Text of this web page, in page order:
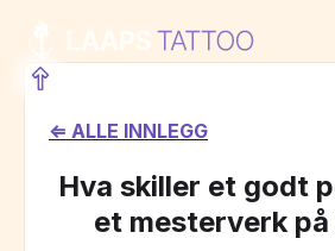
⇐ ALLE INNLEGG
Hva skiller et godt
et mesterverk på